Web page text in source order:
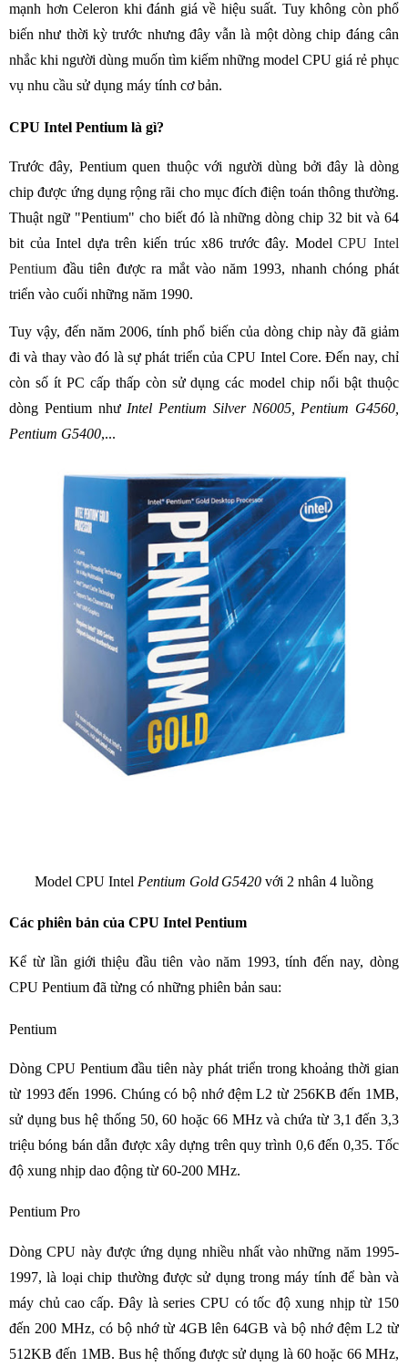
mạnh hơn Celeron khi đánh giá về hiệu suất. Tuy không còn phổ
biến như thời kỳ trước nhưng đây vẫn là một dòng chip đáng cân
nhắc khi người dùng muốn tìm kiếm những model CPU giá rẻ phục
vụ nhu cầu sử dụng máy tính cơ bản.
CPU Intel Pentium là gì?
Trước đây, Pentium quen thuộc với người dùng bởi đây là dòng
chip được ứng dụng rộng rãi cho mục đích điện toán thông thường.
Thuật ngữ "Pentium" cho biết đó là những dòng chip 32 bit và 64
bit của Intel dựa trên kiến trúc x86 trước đây. ModelCPU Intel
Pentium đầu tiên được ra mắt vào năm 1993, nhanh chóng phát
triển vào cuối những năm 1990.
Tuy vậy, đến năm 2006, tính phổ biến của dòng chip này đã giảm
đi và thay vào đó là sự phát triển của CPU Intel Core. Đến nay, chỉ
còn số ít PC cấp thấp còn sử dụng các model chip nổi bật thuộc
dòng Pentium nhưIntel Pentium Silver N6005, Pentium G4560,
Pentium G5400,...
Model CPU Intel Pentium Gold G5420 với 2 nhân 4 luồng
Các phiên bản của CPU Intel Pentium
Kể từ lần giới thiệu đầu tiên vào năm 1993, tính đến nay, dòng
CPU Pentium đã từng có những phiên bản sau:
Pentium
Dòng CPU Pentium đầu tiên này phát triển trong khoảng thời gian
từ 1993 đến 1996. Chúng có bộ nhớ đệm L2 từ 256KB đến 1MB,
sử dụng bus hệ thống 50, 60 hoặc 66 MHz và chứa từ 3,1 đến 3,3
triệu bóng bán dẫn được xây dựng trên quy trình 0,6 đến 0,35. Tốc
độ xung nhịp dao động từ 60-200 MHz.
Pentium Pro
Dòng CPU này được ứng dụng nhiều nhất vào những năm 1995-
1997, là loại chip thường được sử dụng trong máy tính để bàn và
máy chủ cao cấp. Đây là series CPU có tốc độ xung nhịp từ 150
đến 200 MHz, có bộ nhớ từ 4GB lên 64GB và bộ nhớ đệm L2 từ
512KB đến 1MB. Bus hệ thống được sử dụng là 60 hoặc 66 MHz,